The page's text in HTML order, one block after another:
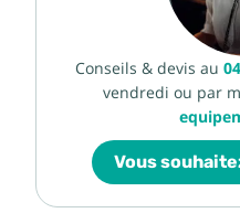
Conseils & devis au
vendredi ou par
Vous